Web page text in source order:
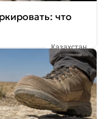
что
Казахстан